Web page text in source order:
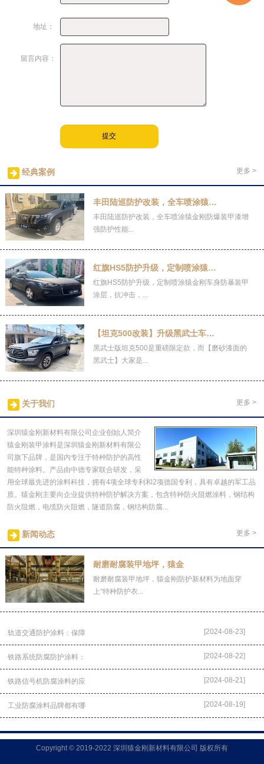
地址：
留言内容：
经典案例 更多 >
丰田陆巡防护改装，全车喷涂猿金刚防爆
丰田陆巡防护改装，全车喷涂猿金刚防爆装甲漆增
强防护性能...
红旗HS5防护升级，定制喷涂猿金刚车身防
红旗HS5防护升级，定制喷涂猿金刚车身防暴装甲
涂层，抗冲击，...
【坦克500改装】升级黑武士车身装甲防爆
黑武士版坦克500是重磅限定款，而【磨砂漆面的
黑武士】大家是...
关于我们 更多 >
深圳猿金刚新材料有限公司企业创始人简介
猿金刚装甲涂料是深圳猿金刚新材料有限公
司旗下品牌，是国内专注于特种防护的高性
能特种涂料。产品由中德专家联合研发，采
用全球最先进的涂料科技，拥有4项全球专利和2项德国专利，具有卓越的军工品
质。猿金刚主要向企业提供特种防护解决方案，包含特种防火阻燃涂料，钢结构
防火阻燃，电缆防火阻燃，隧道防腐，钢结构防腐...
新闻动态 更多 >
耐磨耐腐装甲地坪，猿金
耐磨耐腐装甲地坪，猿金刚防护新材料为地面穿
上“特种防护衣...
[2024-08-23]
轨道交通防护涂料：保障
[2024-08-22]
铁路系统防腐防护涂料：
[2024-08-21]
铁路信号机防腐涂料的应
[2024-08-19]
工业防腐涂料品牌都有哪
Copyright © 2019-2022 深圳猿金刚新材料有限公司 版权所有